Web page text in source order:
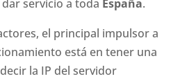
servicio a toda España.
el principal impulsor a
está en tener una
la IP del servidor